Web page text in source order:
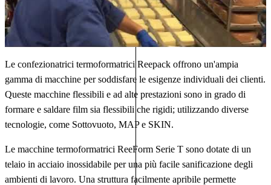
Le confezionatrici termoformatrici Reepack offrono un'ampia
gamma di macchine per soddisfare le esigenze individuali dei clienti.
Queste macchine flessibili e ad alte prestazioni sono in grado di
formare e saldare film sia flessibili che rigidi; utilizzando diverse
tecnologie, come Sottovuoto, MAP e SKIN.
Le macchine termoformatrici ReeForm Serie T sono dotate di un
telaio in acciaio inossidabile per una più facile sanificazione degli
ambienti di lavoro. Una struttura facilmente apribile permette